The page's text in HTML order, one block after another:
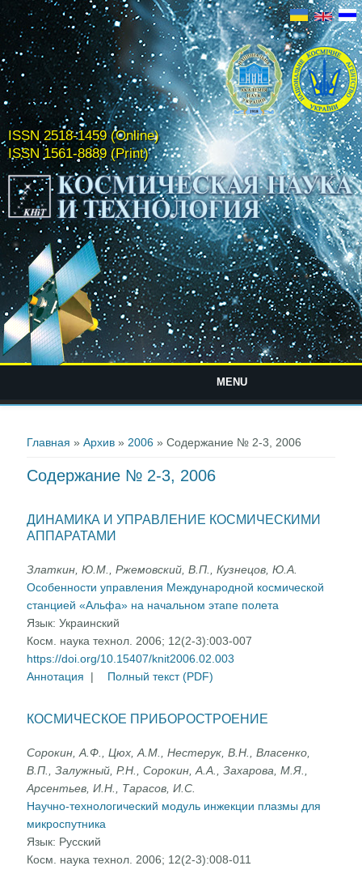
ISSN 2518-1459 (Online)
ISSN 1561-8889 (Print)
MENU
Главная »Архив » 2006 » Содержание № 2-3, 2006
Содержание № 2-3, 2006
ДИНАМИКА И УПРАВЛЕНИЕ КОСМИЧЕСКИМИ
АППАРАТАМИ
Златкин, Ю.М., Ржемовский, В.П., Кузнецов, Ю.А.
Особенности управления Международной космической
станцией «Альфа» на начальном этапе полета
Язык:Украинский
Косм. наука технол. 2006; 12(2-3):003-007
https://doi.org/10.15407/knit2006.02.003
Аннотация
| Полный текст (PDF)
КОСМИЧЕСКОЕ ПРИБОРОСТРОЕНИЕ
Сорокин, A.Ф., Цюх, А.М., Нестерук, В.Н., Власенко,
B.П., Залужный, Р.Н., Сорокин, А.А., Захарова, М.Я.,
Арсентьев, И.Н., Тарасов, И.С.
Научно-технологический модуль инжекции плазмы для
микроспутника
Язык: Русский
Косм. наука технол. 2006; 12(2-3):008-011